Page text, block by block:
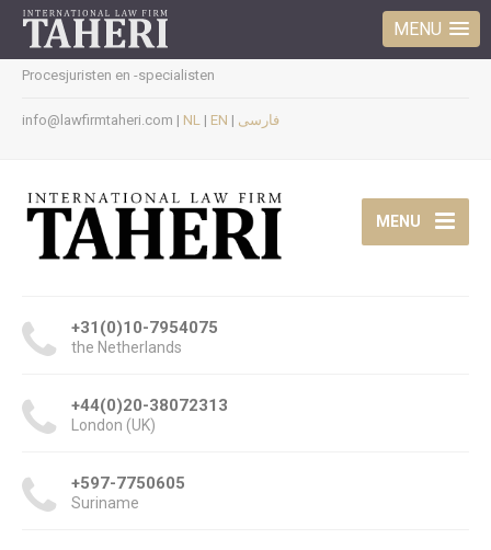
MENU
Procesjuristen en -specialisten
info@lawfirmtaheri.com | NL | EN | فارسی
+31(0)10-7954075
the Netherlands
+44(0)20-38072313
London (UK)
MENU
+597-7750605
Suriname